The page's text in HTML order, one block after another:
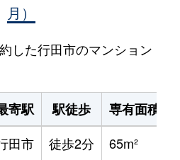
月）
した行田市のマンション
寄駅 駅徒歩 専有面積
田市 徒歩2分 65m²